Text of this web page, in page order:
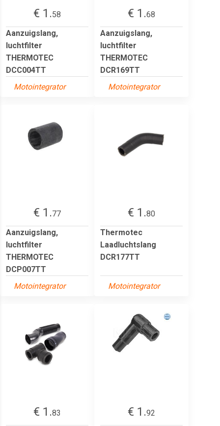
€ 1.58
Aanzuigslang,
luchtfilter
THERMOTEC
DCC004TT
Motointegrator
€ 1.68
Aanzuigslang,
luchtfilter
THERMOTEC
DCR169TT
Motointegrator
€ 1.77
Aanzuigslang,
luchtfilter
THERMOTEC
DCP007TT
Motointegrator
€ 1.80
Thermotec
Laadluchtslang
DCR177TT
Motointegrator
€ 1.83
€ 1.92